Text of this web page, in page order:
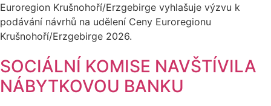
Euroregion Krušnohoří/Erzgebirge vyhlašuje výzvu k
podávání návrhů na udělení Ceny Euroregionu
Krušnohoří/Erzgebirge 2026.
SOCIÁLNÍ KOMISE NAVŠTÍVILA
NÁBYTKOVOU BANKU